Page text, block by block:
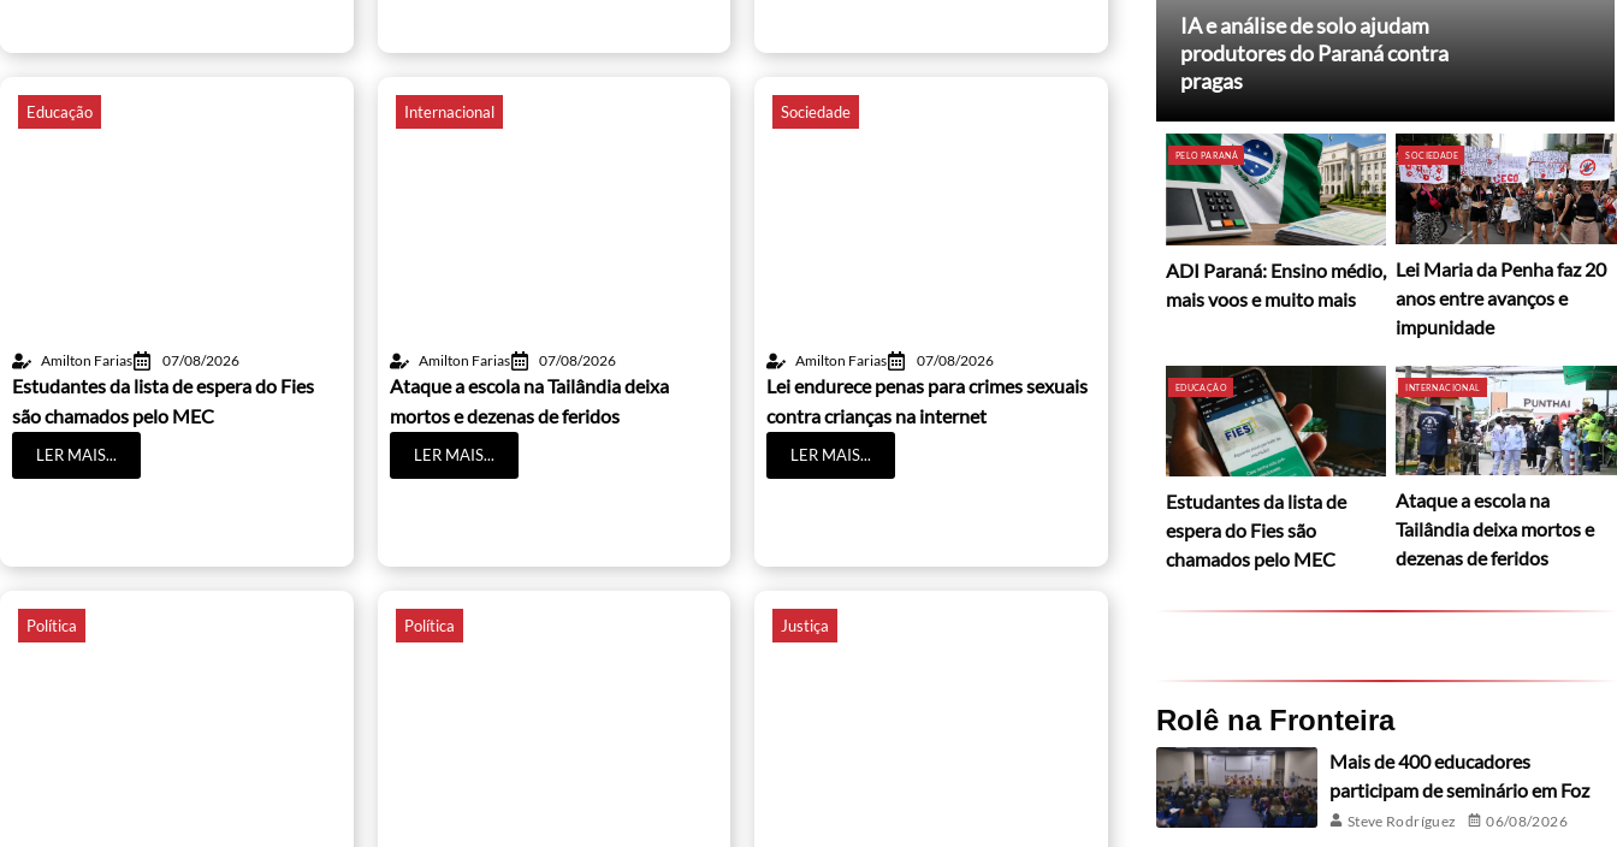
Educação
Amilton Farias 07/08/2026
Estudantes da lista de espera do Fies
são chamados pelo MEC
LER MAIS...
Internacional
Amilton Farias 07/08/2026
Ataque a escola na Tailândia deixa
mortos e dezenas de feridos
LER MAIS...
Sociedade
Amilton Farias 07/08/2026
Lei endurece penas para crimes sexuais
contra crianças na internet
LER MAIS...
Política Política Justiça
IA e análise de solo ajudam
produtores do Paraná contra
pragas
PELO PARANÁ
ADI Paraná: Ensino médio,
mais voos e muito mais
SOCIEDADE
Lei Maria da Penha faz 20
anos entre avanços e
impunidade
EDUCAÇÃO
Estudantes da lista de
espera do Fies são
chamados pelo MEC
INTERNACIONAL
Ataque a escola na
Tailândia deixa mortos e
dezenas de feridos
Rolê na Fronteira
Mais de 400 educadores
participam de seminário em Foz
Steve Rodríguez 06/08/2026